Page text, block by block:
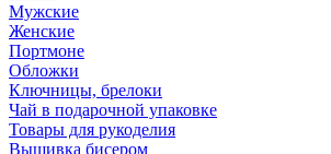
Мужские
Женские
Портмоне
Обложки
Ключницы, брелоки
Чай в подарочной упаковке
Товары для рукоделия
Вышивка бисером